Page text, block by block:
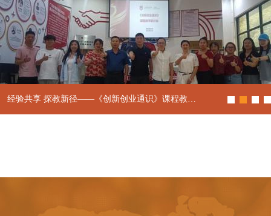
经验共享 探教新径——《创新创业通识》课程教…